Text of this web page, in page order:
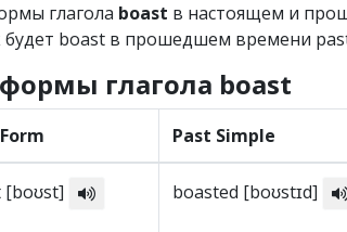
глагола boast в настоящем и
будет boast в прошедшем времени
глагола boast
Past Simple
[boʊst] boasted [boʊstɪd]